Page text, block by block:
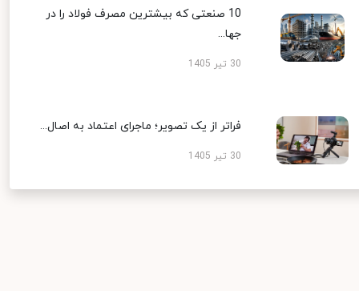
10 صنعتی که بیشترین مصرف فولاد را در
جها...
30 تیر 1405
فراتر از یک تصویر؛ ماجرای اعتماد به اصال...
30 تیر 1405